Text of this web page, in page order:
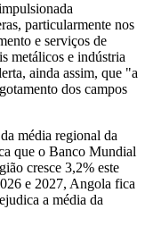
particularmente nos
e serviços de
metálicos e indústria
ainda assim, que "a
dos campos
média regional da
que o Banco Mundial
cresce 3,2% este
e 2027, Angola fica
a média da